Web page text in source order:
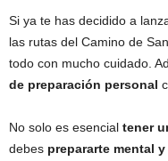
Si ya te has decidido a
las rutas del Camino de
todo con mucho cuidado.
de preparación personal
No solo es esencial tener
debes prepararte mental